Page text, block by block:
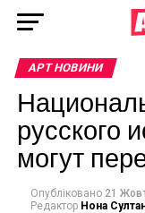
АРТ НОВИНИ
русского
могут
Опубліковано 21
Редактор Нона